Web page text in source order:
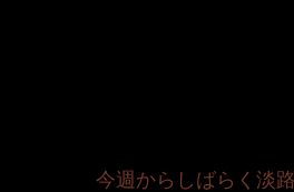
今週からしばらく淡